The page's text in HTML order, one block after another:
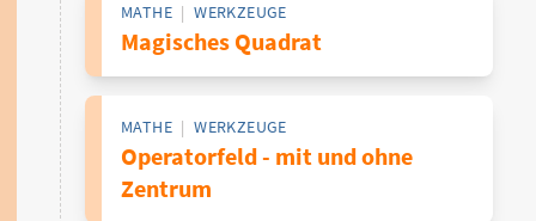
MATHE | WERKZEUGE
Magisches Quadrat
MATHE | WERKZEUGE
Operatorfeld - mit und ohne
Zentrum